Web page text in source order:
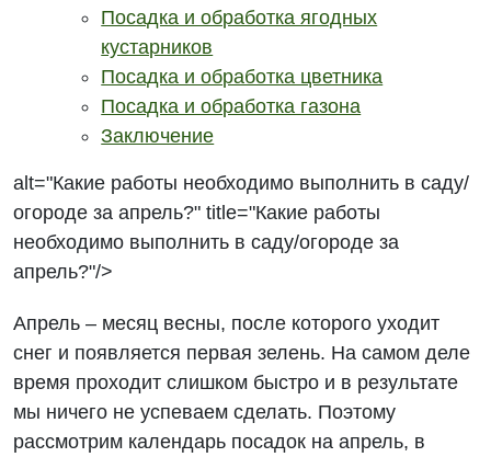
Посадка и обработка ягодных
кустарников
Посадка и обработка цветника
Посадка и обработка газона
Заключение
alt="Какие работы необходимо выполнить в саду/
огороде за апрель?" title="Какие работы
необходимо выполнить в саду/огороде за
апрель?"/>
Апрель – месяц весны, после которого уходит
снег и появляется первая зелень. На самом деле
время проходит слишком быстро и в результате
мы ничего не успеваем сделать. Поэтому
рассмотрим календарь посадок на апрель, в